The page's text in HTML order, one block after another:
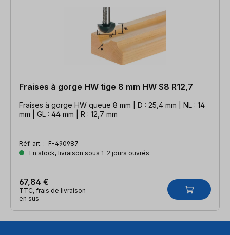
Fraises à gorge HW tige 8 mm HW S8 R12,7
Fraises à gorge HW queue 8 mm | D : 25,4 mm | NL : 14
mm | GL : 44 mm | R : 12,7 mm
Réf. art. : F-490987
En stock, livraison sous 1-2 jours ouvrés
67,84 €
TTC, frais de livraison
en sus